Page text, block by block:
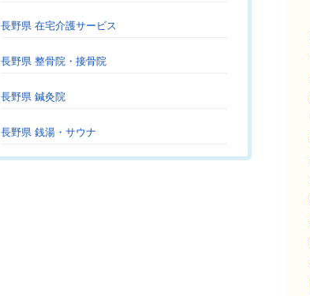
長野県 在宅介護サービス
長野県 整骨院・接骨院
長野県 鍼灸院
長野県 銭湯・サウナ